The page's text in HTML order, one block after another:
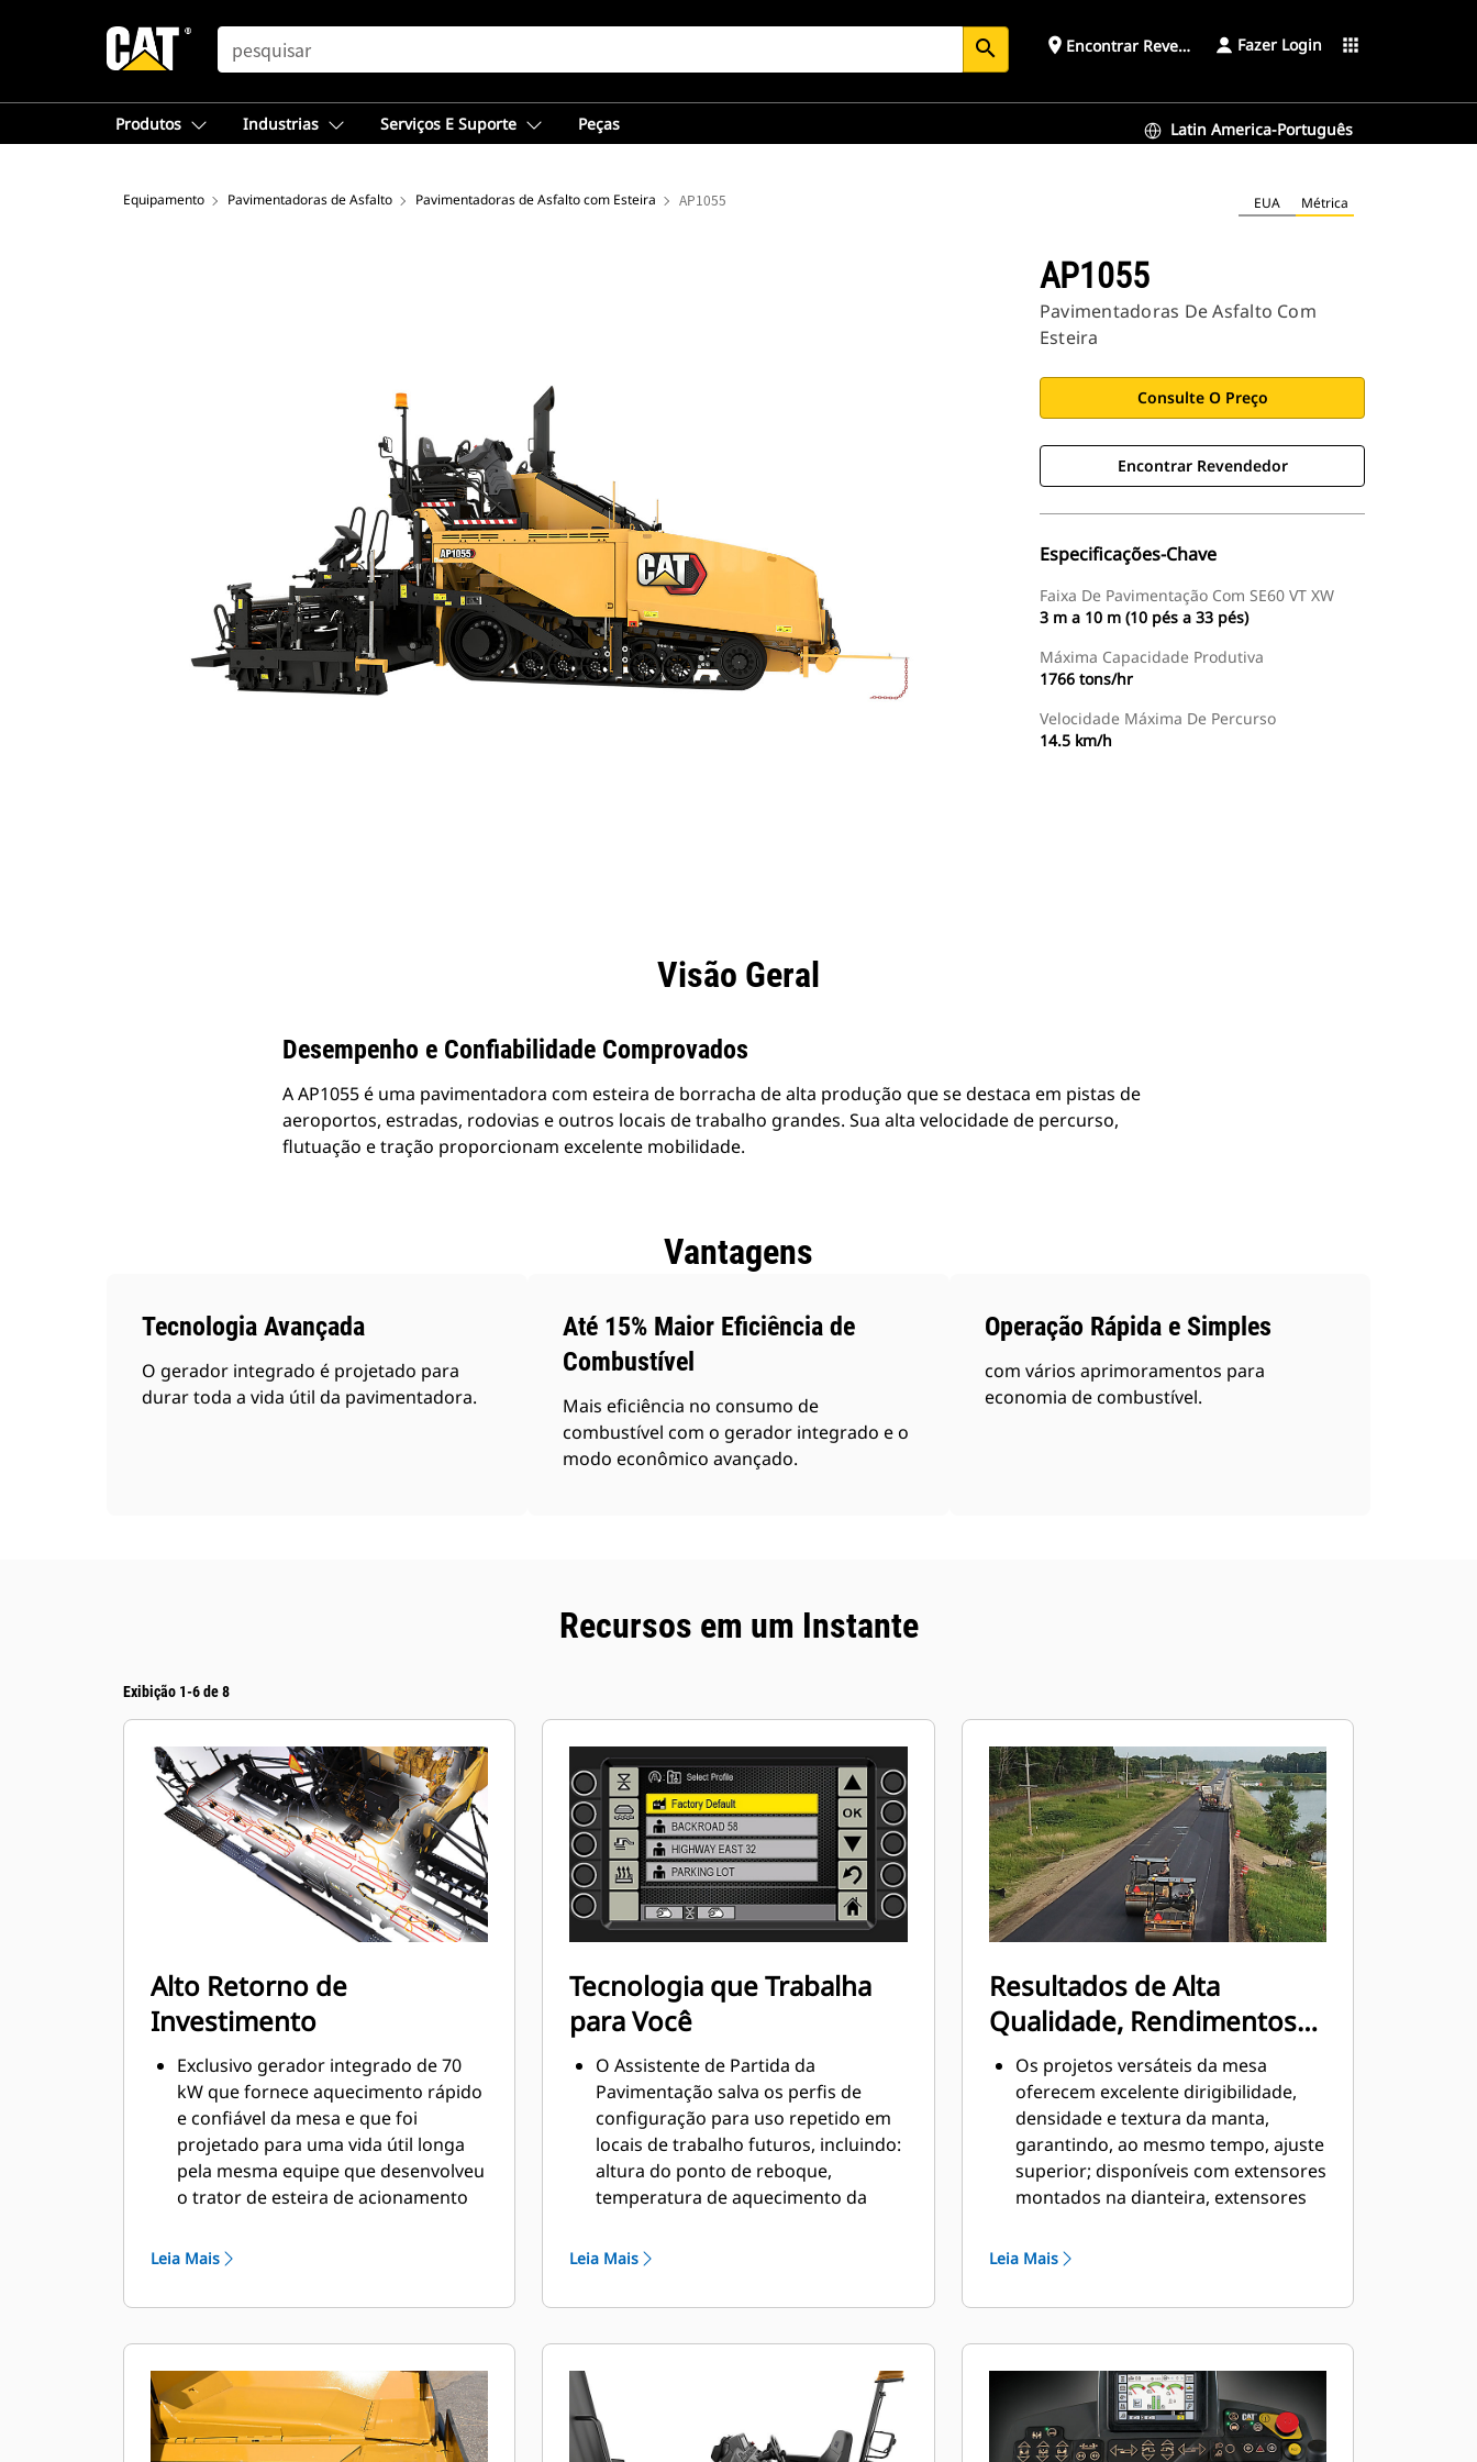
SEARCH search place Encontrar Revendedor Fazer Login apps
Produtos Industrias Serviços E Suporte Peças Latin America-Português
Equipamento Pavimentadoras de Asfalto Pavimentadoras de Asfalto com Esteira AP1055 EUA Métrica
AP1055
Pavimentadoras De Asfalto Com
Esteira
Consulte O Preço
Encontrar Revendedor
Especificações-Chave
Faixa De Pavimentação Com SE60 VT XW
3 m a 10 m (10 pés a 33 pés)
Máxima Capacidade Produtiva
1766 tons/hr
Velocidade Máxima De Percurso
14.5 km/h
Visão Geral
Desempenho e Confiabilidade Comprovados
A AP1055 é uma pavimentadora com esteira de borracha de alta produção que se destaca em pistas de
aeroportos, estradas, rodovias e outros locais de trabalho grandes. Sua alta velocidade de percurso,
flutuação e tração proporcionam excelente mobilidade.
Vantagens
Tecnologia Avançada
O gerador integrado é projetado para
durar toda a vida útil da pavimentadora.
Até 15% Maior Eficiência de
Combustível
Mais eficiência no consumo de
combustível com o gerador integrado e o
modo econômico avançado.
Operação Rápida e Simples
com vários aprimoramentos para
economia de combustível.
Recursos em um Instante
Exibição 1-6 de 8
Alto Retorno de
Investimento
Exclusivo gerador integrado de 70
kW que fornece aquecimento rápido
e confiável da mesa e que foi
projetado para uma vida útil longa
pela mesma equipe que desenvolveu
o trator de esteira de acionamento
O rápido aquecimento da mesa
diária e maior tempo de
trac™ proporciona excelente tração,
boa flutuação e percurso rápido, o
que ajuda a aumentar a produção
Leia Mais
Tecnologia que Trabalha
para Você
O Assistente de Partida da
Pavimentação salva os perfis de
configuração para uso repetido em
locais de trabalho futuros, incluindo:
altura do ponto de reboque,
temperatura de aquecimento da
profundidade da pavimentação,
altura e inclinação do extensor,
(opcional) com indicação de
temperatura mantém o operador
Leia Mais
Resultados de Alta
Qualidade, Rendimentos
Mais Elevados
Os projetos versáteis da mesa
oferecem excelente dirigibilidade,
densidade e textura da manta,
garantindo, ao mesmo tempo, ajuste
superior; disponíveis com extensores
montados na dianteira, extensores
barra tamper
utiliza uma articulação exclusiva para
velocidades nos extensores da mesa
O Controle de Nivelamento Cat é um
sistema de orientação integrado de
Leia Mais